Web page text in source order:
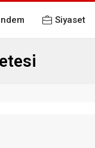
Siyaset